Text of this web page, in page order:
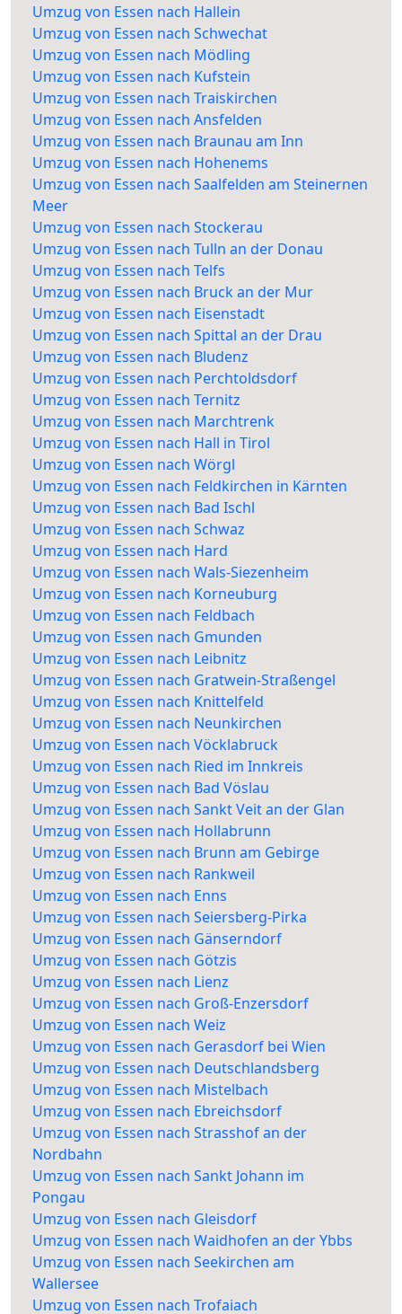
Umzug von Essen nach Hallein
Umzug von Essen nach Schwechat
Umzug von Essen nach Mödling
Umzug von Essen nach Kufstein
Umzug von Essen nach Traiskirchen
Umzug von Essen nach Ansfelden
Umzug von Essen nach Braunau am Inn
Umzug von Essen nach Hohenems
Umzug von Essen nach Saalfelden am Steinernen
Meer
Umzug von Essen nach Stockerau
Umzug von Essen nach Tulln an der Donau
Umzug von Essen nach Telfs
Umzug von Essen nach Bruck an der Mur
Umzug von Essen nach Eisenstadt
Umzug von Essen nach Spittal an der Drau
Umzug von Essen nach Bludenz
Umzug von Essen nach Perchtoldsdorf
Umzug von Essen nach Ternitz
Umzug von Essen nach Marchtrenk
Umzug von Essen nach Hall in Tirol
Umzug von Essen nach Wörgl
Umzug von Essen nach Feldkirchen in Kärnten
Umzug von Essen nach Bad Ischl
Umzug von Essen nach Schwaz
Umzug von Essen nach Hard
Umzug von Essen nach Wals-Siezenheim
Umzug von Essen nach Korneuburg
Umzug von Essen nach Feldbach
Umzug von Essen nach Gmunden
Umzug von Essen nach Leibnitz
Umzug von Essen nach Gratwein-Straßengel
Umzug von Essen nach Knittelfeld
Umzug von Essen nach Neunkirchen
Umzug von Essen nach Vöcklabruck
Umzug von Essen nach Ried im Innkreis
Umzug von Essen nach Bad Vöslau
Umzug von Essen nach Sankt Veit an der Glan
Umzug von Essen nach Hollabrunn
Umzug von Essen nach Brunn am Gebirge
Umzug von Essen nach Rankweil
Umzug von Essen nach Enns
Umzug von Essen nach Seiersberg-Pirka
Umzug von Essen nach Gänserndorf
Umzug von Essen nach Götzis
Umzug von Essen nach Lienz
Umzug von Essen nach Groß-Enzersdorf
Umzug von Essen nach Weiz
Umzug von Essen nach Gerasdorf bei Wien
Umzug von Essen nach Deutschlandsberg
Umzug von Essen nach Mistelbach
Umzug von Essen nach Ebreichsdorf
Umzug von Essen nach Strasshof an der
Nordbahn
Umzug von Essen nach Sankt Johann im
Pongau
Umzug von Essen nach Gleisdorf
Umzug von Essen nach Waidhofen an der Ybbs
Umzug von Essen nach Seekirchen am
Wallersee
Umzug von Essen nach Trofaiach